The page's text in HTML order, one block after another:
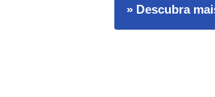
» Descubra